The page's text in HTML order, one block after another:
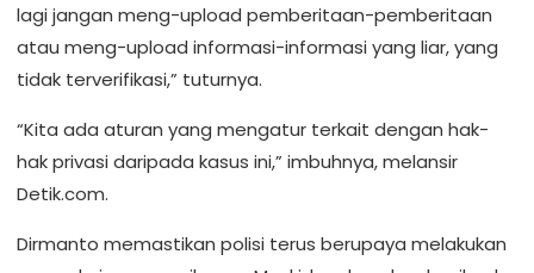
lagi jangan meng-upload pemberitaan-pemberitaan
atau meng-upload informasi-informasi yang liar, yang
tidak terverifikasi,” tuturnya.
“Kita ada aturan yang mengatur terkait dengan hak-
hak privasi daripada kasus ini,” imbuhnya, melansir
Detik.com.
Dirmanto memastikan polisi terus berupaya melakukan